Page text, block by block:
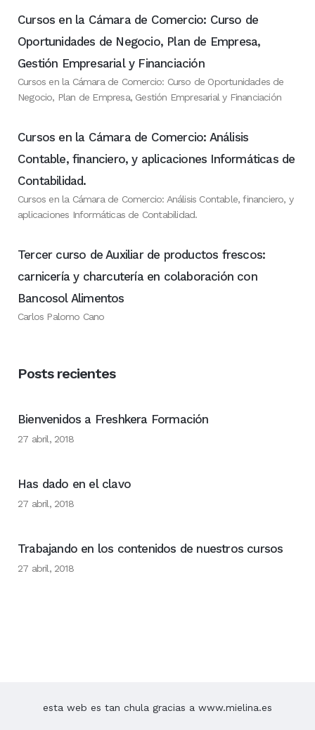
Cursos en la Cámara de Comercio: Curso de
Oportunidades de Negocio, Plan de Empresa,
Gestión Empresarial y Financiación
Cursos en la Cámara de Comercio: Curso de Oportunidades de
Negocio, Plan de Empresa, Gestión Empresarial y Financiación
Cursos en la Cámara de Comercio: Análisis
Contable, financiero, y aplicaciones Informáticas de
Contabilidad.
Cursos en la Cámara de Comercio: Análisis Contable, financiero, y
aplicaciones Informáticas de Contabilidad.
Tercer curso de Auxiliar de productos frescos:
carnicería y charcutería en colaboración con
Bancosol Alimentos
Carlos Palomo Cano
Posts recientes
Bienvenidos a Freshkera Formación
27 abril, 2018
Has dado en el clavo
27 abril, 2018
Trabajando en los contenidos de nuestros cursos
27 abril, 2018
esta web es tan chula gracias a www.mielina.es